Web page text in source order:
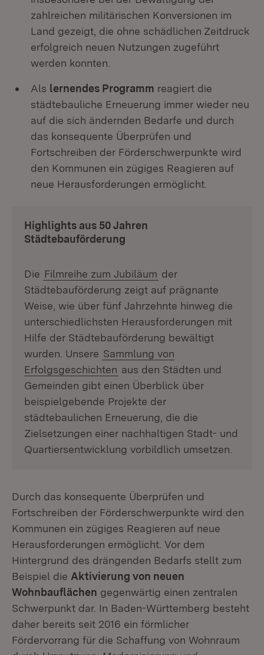
zahlreichen militärischen Konversionen im
Land gezeigt, die ohne schädlichen Zeitdruck
erfolgreich neuen Nutzungen zugeführt
werden konnten.
Als lernendes Programm reagiert die
städtebauliche Erneuerung immer wieder neu
auf die sich ändernden Bedarfe und durch
das konsequente Überprüfen und
Fortschreiben der Förderschwerpunkte wird
den Kommunen ein zügiges Reagieren auf
neue Herausforderungen ermöglicht.
Highlights aus 50 Jahren
Städtebauförderung
Die Filmreihe zum Jubiläum der
Städtebauförderung zeigt auf prägnante
Weise, wie über fünf Jahrzehnte hinweg die
unterschiedlichsten Herausforderungen mit
Hilfe der Städtebauförderung bewältigt
wurden. Unsere Sammlung von
Erfolgsgeschichten aus den Städten und
Gemeinden gibt einen Überblick über
beispielgebende Projekte der
städtebaulichen Erneuerung, die die
Zielsetzungen einer nachhaltigen Stadt- und
Quartiersentwicklung vorbildlich umsetzen.
Durch das konsequente Überprüfen und
Fortschreiben der Förderschwerpunkte wird den
Kommunen ein zügiges Reagieren auf neue
Herausforderungen ermöglicht. Vor dem
Hintergrund des drängenden Bedarfs stellt zum
Beispiel die Aktivierung von neuen
Wohnbauflächen gegenwärtig einen zentralen
Schwerpunkt dar. In Baden-Württemberg besteht
daher bereits seit 2016 ein förmlicher
Fördervorrang für die Schaffung von Wohnraum